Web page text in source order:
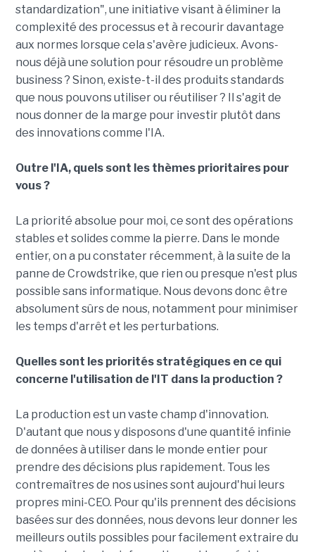
standardization", une initiative visant à éliminer la
complexité des processus et à recourir davantage
aux normes lorsque cela s'avère judicieux. Avons-
nous déjà une solution pour résoudre un problème
business ? Sinon, existe-t-il des produits standards
que nous pouvons utiliser ou réutiliser ? Il s'agit de
nous donner de la marge pour investir plutôt dans
des innovations comme l'IA.
Outre l'IA, quels sont les thèmes prioritaires pour
vous ?
La priorité absolue pour moi, ce sont des opérations
stables et solides comme la pierre. Dans le monde
entier, on a pu constater récemment, à la suite de la
panne de Crowdstrike, que rien ou presque n'est plus
possible sans informatique. Nous devons donc être
absolument sûrs de nous, notamment pour minimiser
les temps d'arrêt et les perturbations.
Quelles sont les priorités stratégiques en ce qui
concerne l'utilisation de l'IT dans la production ?
La production est un vaste champ d'innovation.
D'autant que nous y disposons d'une quantité infinie
de données à utiliser dans le monde entier pour
prendre des décisions plus rapidement. Tous les
contremaîtres de nos usines sont aujourd'hui leurs
propres mini-CEO. Pour qu'ils prennent des décisions
basées sur des données, nous devons leur donner les
meilleurs outils possibles pour facilement extraire du